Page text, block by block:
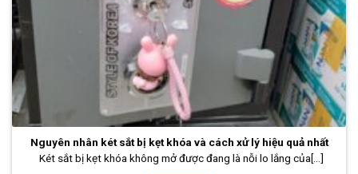
Nguyên nhân két sắt bị kẹt khóa và cách xử lý hiệu quả nhất
Két sắt bị kẹt khóa không mở được đang là nỗi lo lắng của[...]